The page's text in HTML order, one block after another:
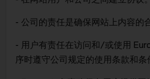
- 公司的责任是确保网站上内容的
- 用户有责任在访问和/或使用
序时遵守公司规定的使用条款和条